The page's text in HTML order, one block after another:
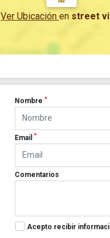
Ver Ubicación en street
Nombre*
Email*
Comentarios
Acepto recibir